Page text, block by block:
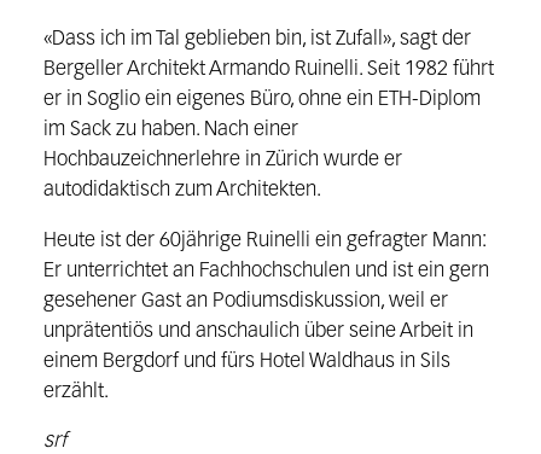
«Dass ich im Tal geblieben bin, ist Zufall», sagt der
Bergeller Architekt Armando Ruinelli. Seit 1982 führt
er in Soglio ein eigenes Büro, ohne ein ETH-Diplom
im Sack zu haben. Nach einer
Hochbauzeichnerlehre in Zürich wurde er
autodidaktisch zum Architekten.
Heute ist der 60jährige Ruinelli ein gefragter Mann:
Er unterrichtet an Fachhochschulen und ist ein gern
gesehener Gast an Podiumsdiskussion, weil er
unprätentiös und anschaulich über seine Arbeit in
einem Bergdorf und fürs Hotel Waldhaus in Sils
erzählt.
srf